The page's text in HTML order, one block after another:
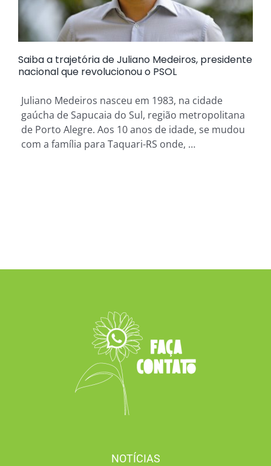
Saiba a trajetória de Juliano Medeiros, presidente
nacional que revolucionou o PSOL
Juliano Medeiros nasceu em 1983, na cidade
gaúcha de Sapucaia do Sul, região metropolitana
de Porto Alegre. Aos 10 anos de idade, se mudou
com a família para Taquari-RS onde, …
NOTÍCIAS